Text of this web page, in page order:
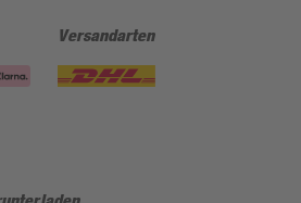
Versandarten